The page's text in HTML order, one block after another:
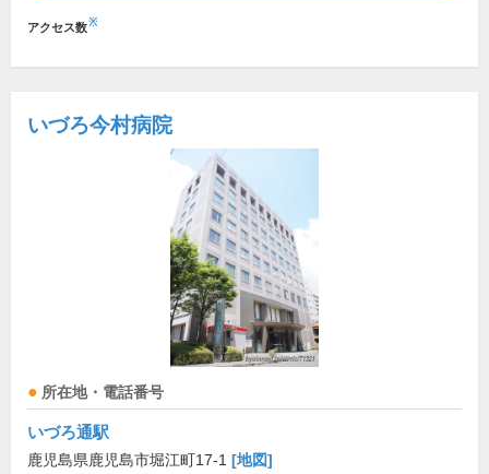
アクセス数※
いづろ今村病院
所在地・電話番号
いづろ通駅
鹿児島県鹿児島市堀江町17-1 [地図]